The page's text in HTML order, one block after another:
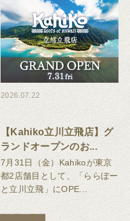
2026.07.22
【Kahiko立川立飛店】グ
ランドオープンのお...
7月31日（金）Kahikoが東京
都2店舗目として、「ららぽー
と立川立飛」にOPE...